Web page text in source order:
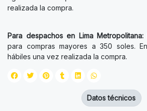
realizada la compra.
Para despachos en Lima Metropolitana:
para compras mayores a 350 soles.
hábiles una vez realizada la compra.
Datos técnicos